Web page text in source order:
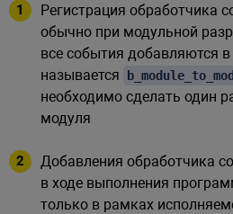
Регистрация обработчика
обычно при модульной
все события добавляются
называется
необходимо сделать один
модуля
Добавления обработчика
в ходе выполнения
только в рамках